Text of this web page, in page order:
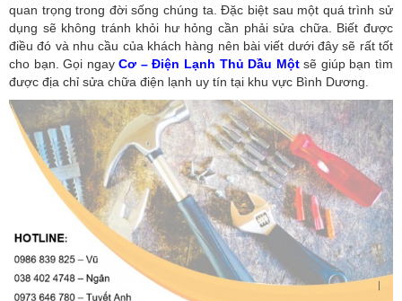
quan trọng trong đời sống chúng ta. Đặc biệt sau một quá trình sử
dụng sẽ không tránh khỏi hư hỏng cần phải sửa chữa. Biết được
điều đó và nhu cầu của khách hàng nên bài viết dưới đây sẽ rất tốt
cho bạn. Gọi ngayCơ – Điện Lạnh Thủ Dầu Một sẽ giúp bạn tìm
được địa chỉ sửa chữa điện lạnh uy tín tại khu vực Bình Dương.